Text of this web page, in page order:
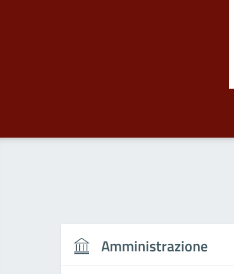
Amministrazione